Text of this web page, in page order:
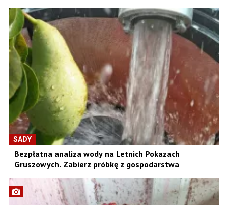
SADY
Bezpłatna analiza wody na Letnich Pokazach
Gruszowych. Zabierz próbkę z gospodarstwa